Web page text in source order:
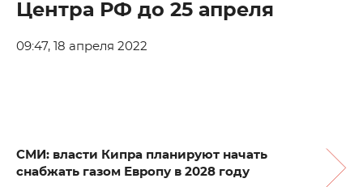
Центра РФ до 25 апреля
09:47, 18 апреля 2022
СМИ: власти Кипра планируют начать
снабжать газом Европу в 2028 году